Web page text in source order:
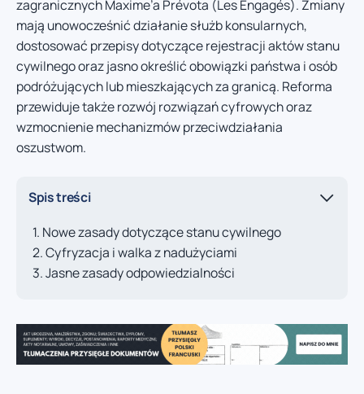
zagranicznych Maxime’a Prévota (Les Engagés). Zmiany
mają unowocześnić działanie służb konsularnych,
dostosować przepisy dotyczące rejestracji aktów stanu
cywilnego oraz jasno określić obowiązki państwa i osób
podróżujących lub mieszkających za granicą. Reforma
przewiduje także rozwój rozwiązań cyfrowych oraz
wzmocnienie mechanizmów przeciwdziałania
oszustwom.
Spis treści
Nowe zasady dotyczące stanu cywilnego
Cyfryzacja i walka z nadużyciami
Jasne zasady odpowiedzialności